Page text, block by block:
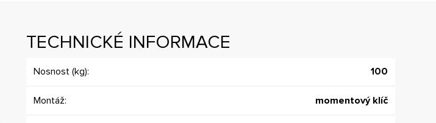
TECHNICKÉ INFORMACE
Nosnost (kg): 100
Montáž: momentový klíč